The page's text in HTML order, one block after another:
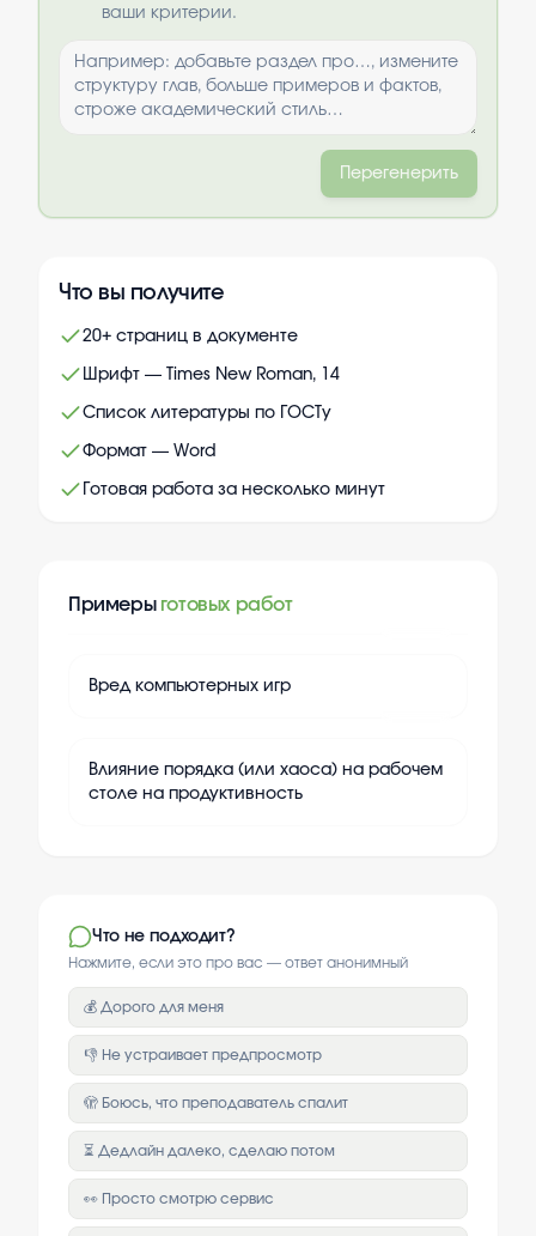
ваши критерии.
Перегенерить
Что вы получите
20+ страниц в документе
Шрифт — Times New Roman, 14
Список литературы по ГОСТу
Формат — Word
Готовая работа за несколько минут
Примеры готовых работ
Вред компьютерных игр
Влияние порядка (или хаоса) на рабочем
столе на продуктивность
Что не подходит?
Нажмите, если это про вас — ответ анонимный
💰 Дорого для меня
👎 Не устраивает предпросмотр
🫣 Боюсь, что преподаватель спалит
⏳ Дедлайн далеко, сделаю потом
👀 Просто смотрю сервис